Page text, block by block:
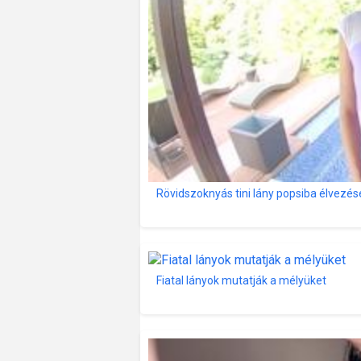
Rövidszoknyás tini lány popsiba
Fiatal lányok mutatják a mélyüket